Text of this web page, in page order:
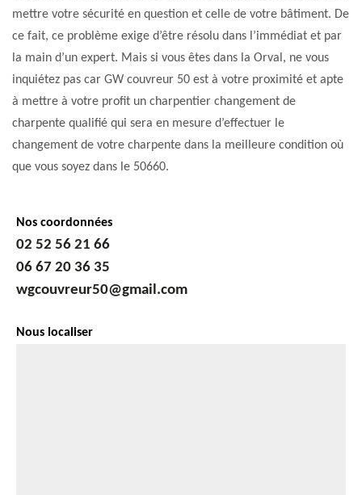
mettre votre sécurité en question et celle de votre bâtiment. De
ce fait, ce problème exige d’être résolu dans l’immédiat et par
la main d’un expert. Mais si vous êtes dans la Orval, ne vous
inquiétez pas car GW couvreur 50 est à votre proximité et apte
à mettre à votre profit un charpentier changement de
charpente qualifié qui sera en mesure d’effectuer le
changement de votre charpente dans la meilleure condition où
que vous soyez dans le 50660.
Nos coordonnées
02 52 56 21 66
06 67 20 36 35
wgcouvreur50@gmail.com
Nous localiser